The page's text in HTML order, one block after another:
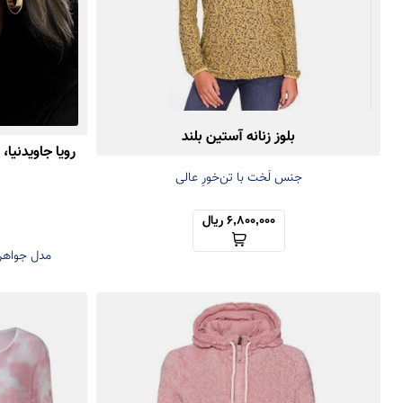
بلوز زنانه آستین بلند
جنس لَخت با تن‌خورِ عالی
6,800,000 ریال
مدل